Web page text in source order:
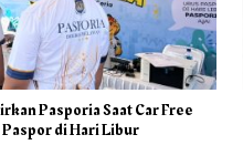
Pasporia Saat Car Free
di Hari Libur